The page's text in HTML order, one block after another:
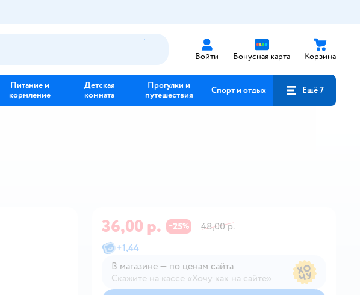
Войти Бонусная карта Корзина
Питание и
кормление
Детская
комната
Прогулки и
путешествия
Спорт и отдых Ещё 7
36,00 р. −25%
48,00 р.
+1,44
В магазине — по ценам сайта
Скажите на кассе «Хочу как на сайте»
В магазине — по ценам сайта